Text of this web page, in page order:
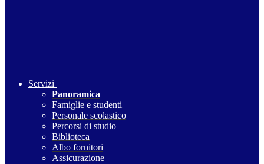
Servizi
Panoramica
Famiglie e studenti
Personale scolastico
Percorsi di studio
Biblioteca
Albo fornitori
Assicurazione